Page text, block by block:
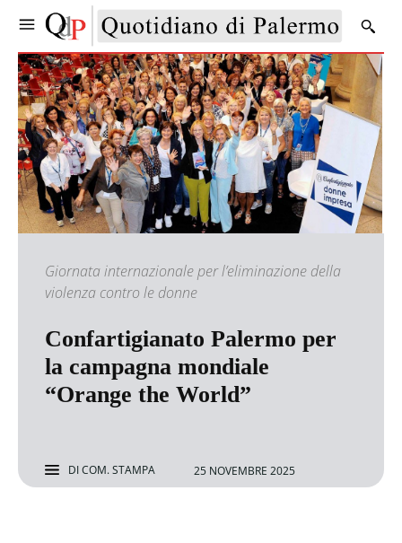
Giornata internazionale per l’eliminazione della
violenza contro le donne
Confartigianato Palermo per
la campagna mondiale
“Orange the World”
DICOM. STAMPA 25 NOVEMBRE 2025